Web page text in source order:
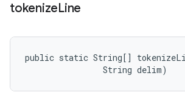
tokenizeLine
public static String[]
                String delim)